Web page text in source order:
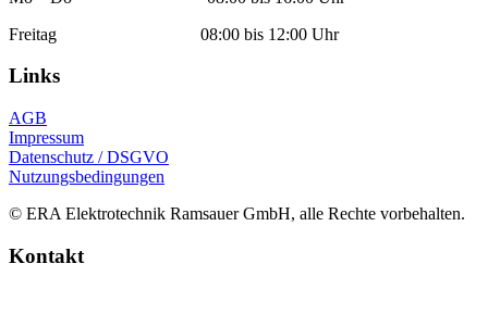
Freitag 08:00 bis 12:00 Uhr
Links
AGB
Impressum
Datenschutz / DSGVO
Nutzungsbedingungen
© ERA Elektrotechnik Ramsauer GmbH, alle Rechte vorbehalten.
Kontakt